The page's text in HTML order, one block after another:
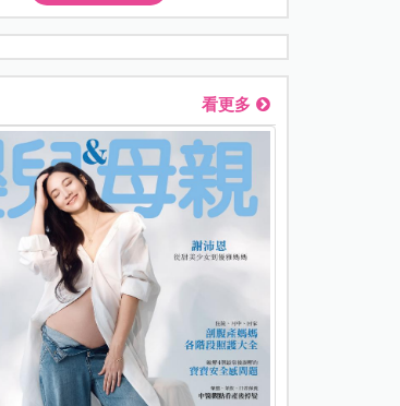
看更多